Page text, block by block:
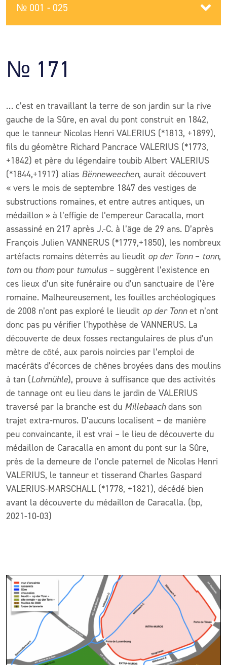
№ 001 - 025
№ 171
… c’est en travaillant la terre de son jardin sur la rive
gauche de la Sûre, en aval du pont construit en 1842,
que le tanneur Nicolas Henri VALERIUS (*1813, +1899),
fils du géomètre Richard Pancrace VALERIUS (*1773,
+1842) et père du légendaire toubib Albert VALERIUS
(*1844,+1917) alias Bënneweechen, aurait découvert
« vers le mois de septembre 1847 des vestiges de
substructions romaines, et entre autres antiques, un
médaillon » à l’effigie de l’empereur Caracalla, mort
assassiné en 217 après J.-C. à l’âge de 29 ans. D’après
François Julien VANNERUS (*1779,+1850), les nombreux
artéfacts romains déterrés au lieudit op der Tonn– tonn,
tomou thompour tumulus– suggèrent l’existence en
ces lieux d’un site funéraire ou d’un sanctuaire de l’ère
romaine. Malheureusement, les fouilles archéologiques
de 2008 n’ont pas exploré le lieudit op der Tonnet n’ont
donc pas pu vérifier l’hypothèse de VANNERUS. La
découverte de deux fosses rectangulaires de plus d’un
mètre de côté, aux parois noircies par l’emploi de
macérâts d’écorces de chênes broyées dans des moulins
à tan (Lohmühle), prouve à suffisance que des activités
de tannage ont eu lieu dans le jardin de VALERIUS
traversé par la branche est du Millebaachdans son
trajet extra-muros. D’aucuns localisent – de manière
peu convaincante, il est vrai – le lieu de découverte du
médaillon de Caracalla en amont du pont sur la Sûre,
près de la demeure de l’oncle paternel de Nicolas Henri
VALERIUS, le tanneur et tisserand Charles Gaspard
VALERIUS-MARSCHALL (*1778, +1821), décédé bien
avant la découverte du médaillon de Caracalla. (bp,
2021-10-03)